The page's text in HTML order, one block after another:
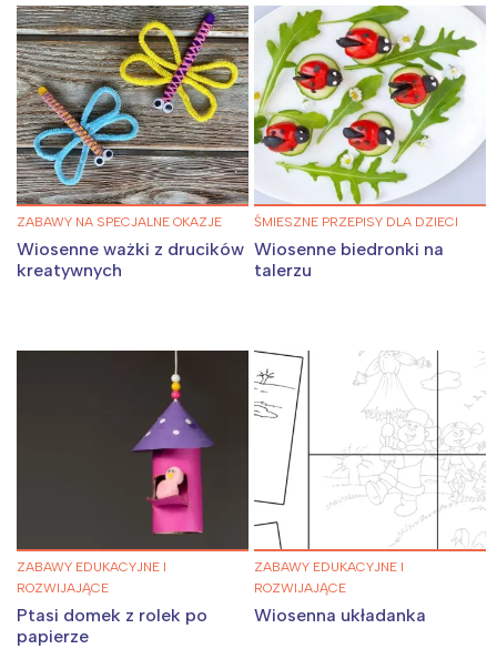
ZABAWY NA SPECJALNE OKAZJE
Wiosenne ważki z drucików
kreatywnych
ŚMIESZNE PRZEPISY DLA DZIECI
Wiosenne biedronki na
talerzu
ZABAWY EDUKACYJNE I
ROZWIJAJĄCE
Ptasi domek z rolek po
papierze
ZABAWY EDUKACYJNE I
ROZWIJAJĄCE
Wiosenna układanka
Interesują mnie wydarzenia z
tego regionu:
Warszawa
Trójmiasto
Poznań
Wrocław
Śląsk
Kraków
Południe
Północ
Wszystkie